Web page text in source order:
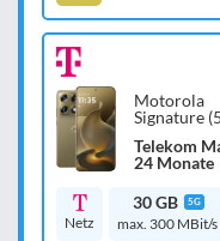
Motorola
Signature
Telekom
24 Monate
Netz
30 GB 5G
max. 300 MBit/s